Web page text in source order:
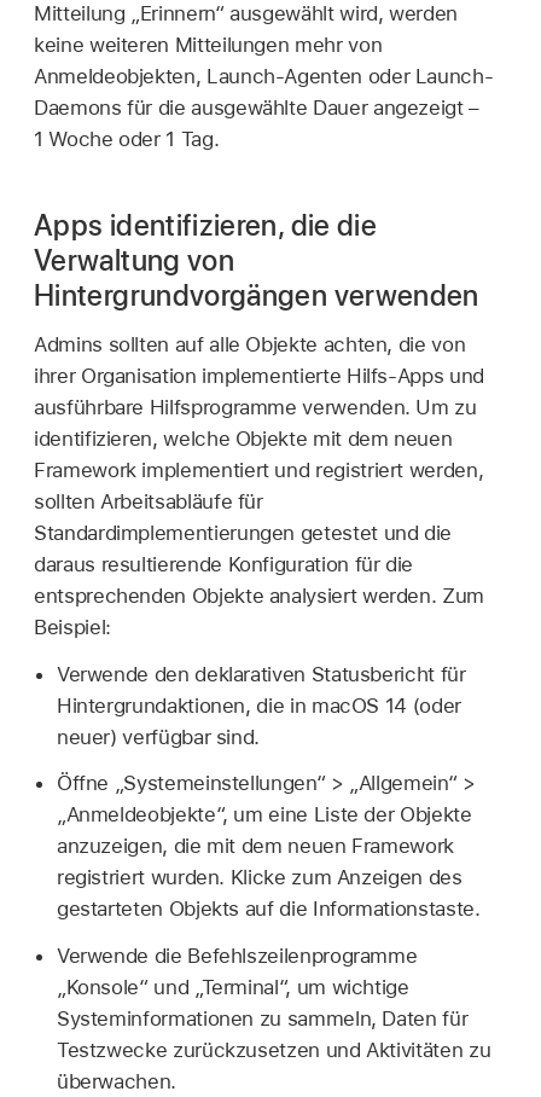
Mitteilung „Erinnern“ ausgewählt wird, werden
keine weiteren Mitteilungen mehr von
Anmeldeobjekten, Launch-Agenten oder Launch-
Daemons für die ausgewählte Dauer angezeigt –
1 Woche oder 1 Tag.
Apps identifizieren, die die
Verwaltung von
Hintergrundvorgängen verwenden
Admins sollten auf alle Objekte achten, die von
ihrer Organisation implementierte Hilfs-Apps und
ausführbare Hilfsprogramme verwenden. Um zu
identifizieren, welche Objekte mit dem neuen
Framework implementiert und registriert werden,
sollten Arbeitsabläufe für
Standardimplementierungen getestet und die
daraus resultierende Konfiguration für die
entsprechenden Objekte analysiert werden. Zum
Beispiel:
Verwende den deklarativen Statusbericht für
Hintergrundaktionen, die in macOS 14 (oder
neuer) verfügbar sind.
Öffne „Systemeinstellungen“ > „Allgemein“ >
„Anmeldeobjekte“, um eine Liste der Objekte
anzuzeigen, die mit dem neuen Framework
registriert wurden. Klicke zum Anzeigen des
gestarteten Objekts auf die Informationstaste.
Verwende die Befehlszeilenprogramme
„Konsole“ und „Terminal“, um wichtige
Systeminformationen zu sammeln, Daten für
Testzwecke zurückzusetzen und Aktivitäten zu
überwachen.